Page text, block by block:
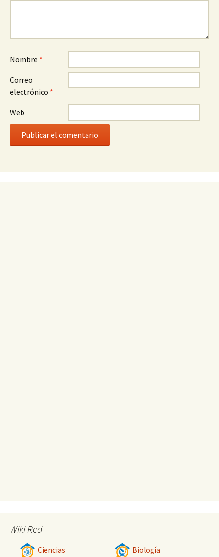
Nombre *
Correo
electrónico *
Web
Wiki Red
Ciencias Biología